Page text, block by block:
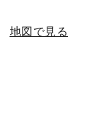
地図で見る